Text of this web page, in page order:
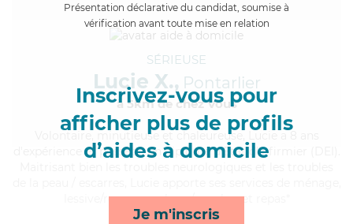
Présentation déclarative du candidat, soumise à
vérification avant toute mise en relation
Inscrivez-vous pour
afficher plus de profils
d’aides à domicile
Je m'inscris
SÉRIEUSE
Lucie X., Pontarlier
à 5km de chez Vous
, minutieuse et chaleureuse, Lucie a 8 ans
d'expérience et possède un diplôme d'Etat d'infirmier (DEI).
lessive/repassage, lever/coucher et repas*